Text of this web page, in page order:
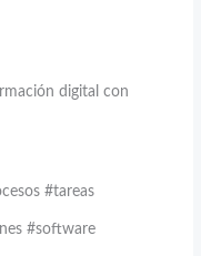
digital con
#tareas
#software